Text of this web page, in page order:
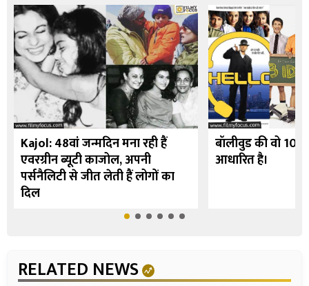
Kajol: 48वां जन्मदिन मना रही हैं
एवरग्रीन ब्यूटी काजोल, अपनी
पर्सनैलिटी से जीत लेती हैं लोगों का
दिल
बॉलीवुड की वो 10
आधारित है।
RELATED NEWS